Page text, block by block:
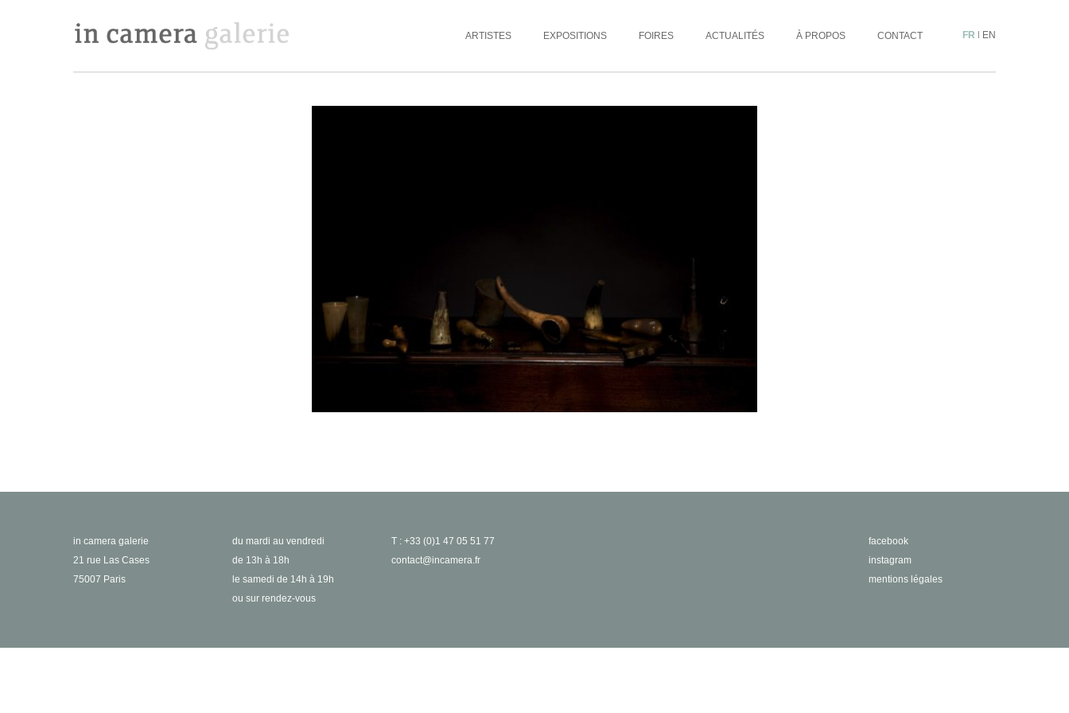
ARTISTES EXPOSITIONS FOIRES ACTUALITÉS À PROPOS CONTACT FR | EN
in camera galerie
21 rue Las Cases
75007 Paris
du mardi au vendredi
de 13h à 18h
le samedi de 14h à 19h
ou sur rendez-vous
T : +33 (0)1 47 05 51 77
contact@incamera.fr
facebook
instagram
mentions légales